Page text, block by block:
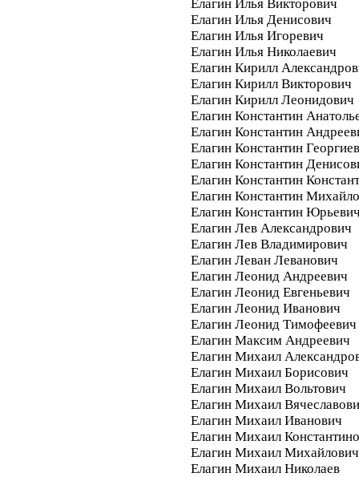
Елагин Илья Викторович
Елагин Илья Денисович
Елагин Илья Игоревич
Елагин Илья Николаевич
Елагин Кирилл
Елагин Кирилл Викторович
Елагин Кирилл Леонидович
Елагин Константин
Елагин Константин
Елагин Константин
Елагин Константин
Елагин Константин
Елагин Константин
Елагин Константин
Елагин Лев Александрович
Елагин Лев Владимирович
Елагин Леван Леванович
Елагин Леонид Андреевич
Елагин Леонид Евгеньевич
Елагин Леонид Иванович
Елагин Леонид Тимофеевич
Елагин Максим Андреевич
Елагин Михаил
Елагин Михаил Борисович
Елагин Михаил Вольтович
Елагин Михаил
Елагин Михаил Иванович
Елагин Михаил
Елагин Михаил Михайлович
Елагин Михаил Николаев